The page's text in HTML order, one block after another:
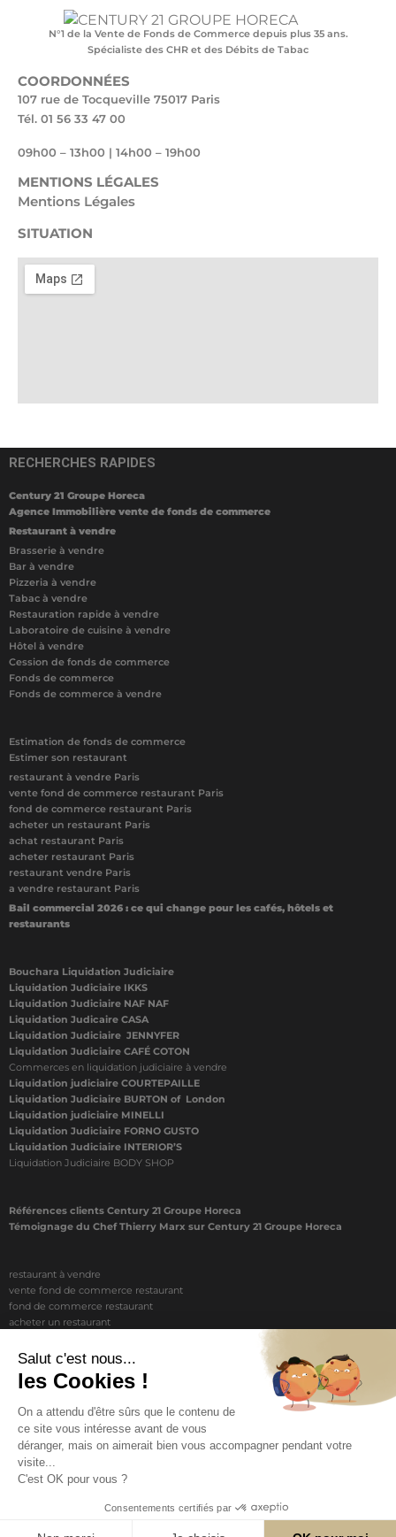
N°1 de la Vente de Fonds de Commerce depuis plus 35 ans.
Spécialiste des CHR et des Débits de Tabac
COORDONNÉES
107 rue de Tocqueville 75017 Paris
Tél. 01 56 33 47 00
09h00 – 13h00 | 14h00 – 19h00
MENTIONS LÉGALES
Mentions Légales
SITUATION
RECHERCHES RAPIDES
Century 21 Groupe Horeca
Agence Immobilière vente de fonds de commerce
Restaurant à vendre
Brasserie à vendre
Bar à vendre
Pizzeria à vendre
Tabac à vendre
Restauration rapide à vendre
Laboratoire de cuisine à vendre
Hôtel à vendre
Cession de fonds de commerce
Fonds de commerce
Fonds de commerce à vendre
Estimation de fonds de commerce
Estimer son restaurant
restaurant à vendre Paris
vente fond de commerce restaurant Paris
fond de commerce restaurant Paris
acheter un restaurant Paris
achat restaurant Paris
acheter restaurant Paris
restaurant vendre Paris
a vendre restaurant Paris
Bail commercial 2026 : ce qui change pour les cafés, hôtels et
restaurants
Bouchara Liquidation Judiciaire
Liquidation Judiciaire IKKS
Liquidation Judiciaire NAF NAF
Liquidation Judicaire CASA
Liquidation Judiciaire JENNYFER
Liquidation Judiciaire CAFÉ COTON
Commerces en liquidation judiciaire à vendre
Liquidation judiciaire COURTEPAILLE
Liquidation Judiciaire BURTON of London
Liquidation judiciaire MINELLI
Liquidation Judiciaire FORNO GUSTO
Liquidation Judiciaire INTERIOR’S
Liquidation Judiciaire BODY SHOP
Références clients Century 21 Groupe Horeca
Témoignage du Chef Thierry Marx sur Century 21 Groupe Horeca
restaurant à vendre
vente fond de commerce restaurant
fond de commerce restaurant
acheter un restaurant
vente de fond de commerce restaurant
restaurant vendre